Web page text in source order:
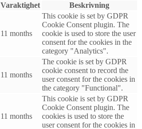
Varaktighet Beskrivning
11 months
This cookie is set by GDPR
Cookie Consent plugin. The
cookie is used to store the user
consent for the cookies in the
category "Analytics".
11 months
The cookie is set by GDPR
cookie consent to record the
user consent for the cookies in
the category "Functional".
11 months
This cookie is set by GDPR
Cookie Consent plugin. The
cookies is used to store the
user consent for the cookies in